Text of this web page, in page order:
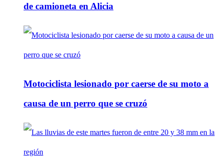
de camioneta en Alicia
Motociclista lesionado por caerse de su moto a
causa de un perro que se cruzó